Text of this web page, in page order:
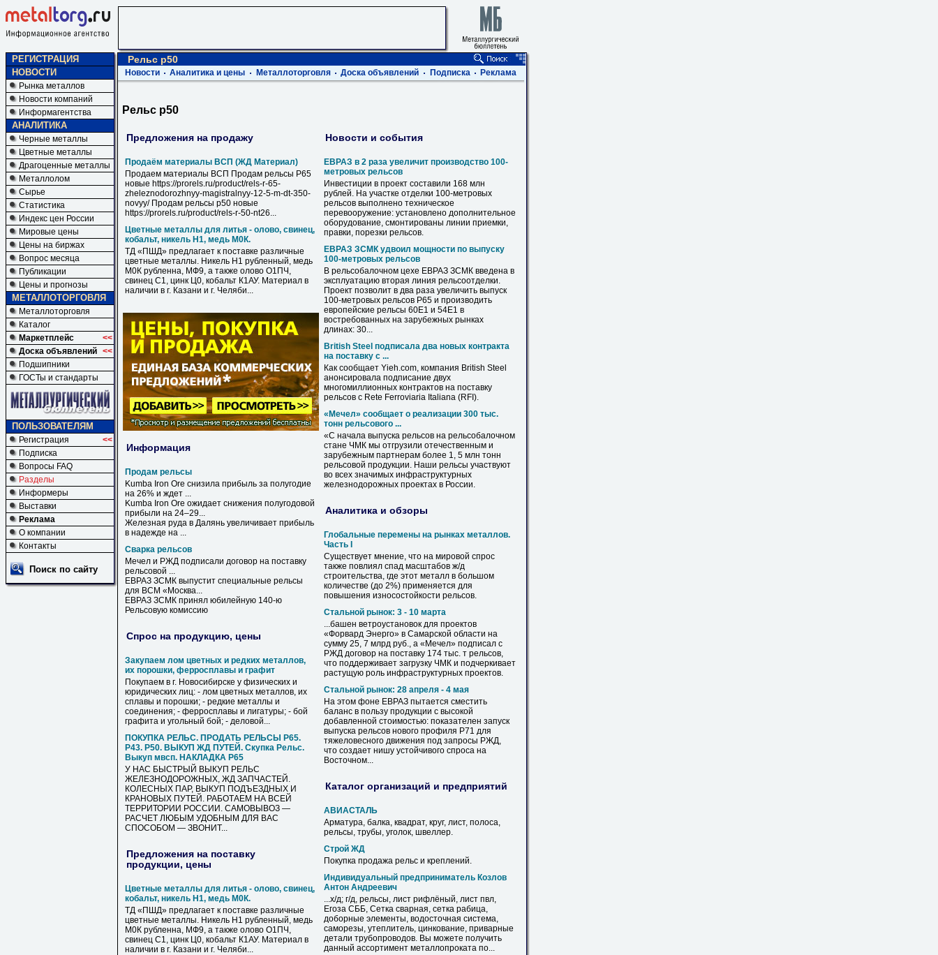
РЕГИСТРАЦИЯ
НОВОСТИ
Рынка металлов
Новости компаний
Информагентства
АНАЛИТИКА
Черные металлы
Цветные металлы
Драгоценные металлы
Металлолом
Сырье
Статистика
Индекс цен России
Мировые цены
Цены на биржах
Вопрос месяца
Публикации
Цены и прогнозы
МЕТАЛЛОТОРГОВЛЯ
Металлоторговля
Каталог
Маркетплейс
<<
Доска объявлений <<
Подшипники
ГОСТы и стандарты
ПОЛЬЗОВАТЕЛЯМ
Регистрация
<<
Подписка
Вопросы FAQ
Разделы
Информеры
Выставки
Реклама
О компании
Контакты
Поиск по сайту
Рельс р50
Новости Аналитика и цены Металлоторговля Доска объявлений Подписка Реклама
Рельс р50
Предложения на продажу
Продаём материалы ВСП (ЖД Материал)
Продаем материалы ВСП Продам рельсы Р65
новые https://prorels.ru/product/rels-r-65-
zheleznodorozhnyy-magistralnyy-12-5-m-dt-350-
novyy/ Продам рельсы р50 новые
https://prorels.ru/product/rels-r-50-nt26...
Цветные металлы для литья - олово, свинец,
кобальт, никель Н1, медь М0К.
ТД «ПШД» предлагает к поставке различные
цветные металлы. Никель Н1 рубленный, медь
М0К рубленна, МФ9, а также олово О1ПЧ,
свинец С1, цинк Ц0, кобальт К1АУ. Материал в
наличии в г. Казани и г. Челяби...
Информация
Продам рельсы
Kumba Iron Ore снизила прибыль за полугодие
на 26% и ждет ...
Kumba Iron Ore ожидает снижения полугодовой
прибыли на 24–29...
Железная руда в Далянь увеличивает прибыль
в надежде на ...
Сварка рельсов
Мечел и РЖД подписали договор на поставку
рельсовой ...
ЕВРАЗ ЗСМК выпустит специальные рельсы
для ВСМ «Москва...
ЕВРАЗ ЗСМК принял юбилейную 140-ю
Рельсовую комиссию
Спрос на продукцию, цены
Закупаем лом цветных и редких металлов,
их порошки, ферросплавы и графит
Покупаем в г. Новосибирске у физических и
юридических лиц: - лом цветных металлов, их
сплавы и порошки; - редкие металлы и
соединения; - ферросплавы и лигатуры; - бой
графита и угольный бой; - деловой...
ПОКУПКА РЕЛЬС. ПРОДАТЬ РЕЛЬСЫ Р65.
Р43. Р50. ВЫКУП ЖД ПУТЕЙ. Скупка Рельс.
Выкуп мвсп. НАКЛАДКА Р65
У НАС БЫСТРЫЙ ВЫКУП РЕЛЬС
ЖЕЛЕЗНОДОРОЖНЫХ, ЖД ЗАПЧАСТЕЙ.
КОЛЕСНЫХ ПАР, ВЫКУП ПОДЪЕЗДНЫХ И
КРАНОВЫХ ПУТЕЙ. РАБОТАЕМ НА ВСЕЙ
ТЕРРИТОРИИ РОССИИ. САМОВЫВОЗ —
РАСЧЕТ ЛЮБЫМ УДОБНЫМ ДЛЯ ВАС
СПОСОБОМ — ЗВОНИТ...
Предложения на поставку
продукции, цены
Цветные металлы для литья - олово, свинец,
кобальт, никель Н1, медь М0К.
ТД «ПШД» предлагает к поставке различные
цветные металлы. Никель Н1 рубленный, медь
М0К рубленна, МФ9, а также олово О1ПЧ,
свинец С1, цинк Ц0, кобальт К1АУ. Материал в
наличии в г. Казани и г. Челяби...
Новости и события
ЕВРАЗ в 2 раза увеличит производство 100-
метровых рельсов
Инвестиции в проект составили 168 млн
рублей. На участке отделки 100-метровых
рельсов выполнено техническое
перевооружение: установлено дополнительное
оборудование, смонтированы линии приемки,
правки, порезки рельсов.
ЕВРАЗ ЗСМК удвоил мощности по выпуску
100-метровых рельсов
В рельсобалочном цехе ЕВРАЗ ЗСМК введена в
эксплуатацию вторая линия рельсоотделки.
Проект позволит в два раза увеличить выпуск
100-метровых рельсов Р65 и производить
европейские рельсы 60Е1 и 54Е1 в
востребованных на зарубежных рынках
длинах: 30...
British Steel подписала два новых контракта
на поставку с ...
Как сообщает Yieh.com, компания British Steel
анонсировала подписание двух
многомиллионных контрактов на поставку
рельсов с Rete Ferroviaria Italiana (RFI).
«Мечел» сообщает о реализации 300 тыс.
тонн рельсового ...
«С начала выпуска рельсов на рельсобалочном
стане ЧМК мы отгрузили отечественным и
зарубежным партнерам более 1, 5 млн тонн
рельсовой продукции. Наши рельсы участвуют
во всех значимых инфраструктурных
железнодорожных проектах в России.
Аналитика и обзоры
Глобальные перемены на рынках металлов.
Часть I
Существует мнение, что на мировой спрос
также повлиял спад масштабов ж/д
строительства, где этот металл в большом
количестве (до 2%) применяется для
повышения износостойкости рельсов.
Стальной рынок: 3 - 10 марта
...башен ветроустановок для проектов
«Форвард Энерго» в Самарской области на
сумму 25, 7 млрд руб., а «Мечел» подписал с
РЖД договор на поставку 174 тыс. т рельсов,
что поддерживает загрузку ЧМК и подчеркивает
растущую роль инфраструктурных проектов.
Стальной рынок: 28 апреля - 4 мая
На этом фоне ЕВРАЗ пытается сместить
баланс в пользу продукции с высокой
добавленной стоимостью: показателен запуск
выпуска рельсов нового профиля Р71 для
тяжеловесного движения под запросы РЖД,
что создает нишу устойчивого спроса на
Восточном...
Каталог организаций и предприятий
АВИАСТАЛЬ
Арматура, балка, квадрат, круг, лист, полоса,
рельсы, трубы, уголок, швеллер.
Строй ЖД
Покупка продажа рельс и креплений.
Индивидуальный предприниматель Козлов
Антон Андреевич
...х/д; г/д, рельсы, лист рифлёный, лист пвл,
Егоза СББ, Сетка сварная, сетка рабица,
доборные элементы, водосточная система,
саморезы, утеплитель, цинкование, приварные
детали трубопроводов. Вы можете получить
данный ассортимент металлопроката по...